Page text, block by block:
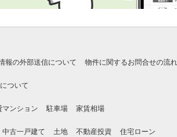
報の外部送信について 物件に関するお問合せの流れ
ついて
マンション 駐車場 家賃相場
中古一戸建て 土地 不動産投資 住宅ローン